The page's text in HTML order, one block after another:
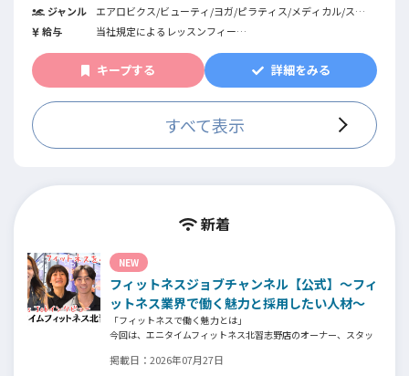
ジャンル
エアロビクス/ビューティ/ヨガ/ピラティス/メディカル/ステ
ップ/ストレッチ/ダンス全般/シニア・介護予防/格闘系/カル
チャー系/キッズ/その他/筋力トレーニング/プレコリオ/機能
改善系/フィットネス全般
給与
当社規定によるレッスンフィー
4,000～8,000円/60分
※スタジオレッスンのレギュラーレッスンは30分間～60分間
程の依頼となります。
※交通費支給（上限あり）
※併設スタジオでは当社が運営するOLUTANApilatesも展開
こちらも下記の通りピラティスインストラクターを募集して
3,500～8,000円/1レッスン
※マシンピラティスのレギュラーレッスンは30分間のレッス
ン＋15分間の事前説明となります。
※交通費支給（上限あり）
※リフォーマーを使用してレッスンを実施いただきます。
※当社オリジナルのレッスンOLUTANApilatesを習得いただ
き、レッスンを実施いただきます。
●キッズダンスインストラクター
6,000～7,500円/1レッスン
※2027年1月開校予定の新事業となります
キープする 詳細をみる
すべて表示
新着
NEW
フィットネスジョブチャンネル【公式】～フィ
ットネス業界で働く魅力と採用したい人材～
「フィットネスで働く魅力とは」
今回は、エニタイムフィットネス北習志野店のオーナー、スタッ
力についてインタビュー。オーナー様からはスタッフの採用基
掲載日： 2026年07月27日